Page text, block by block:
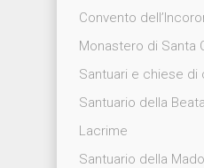
Convento
Monastero di Santa
Santuari e chiese di
Santuario della
Lacrime
Santuario della